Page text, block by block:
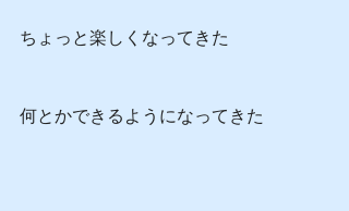
ちょっと楽しくなってきた
何とかできるようになってきた